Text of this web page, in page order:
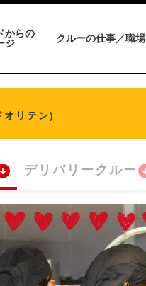
からの
ジ
クルーの仕事／職場
オリテン)
デリバリークルー